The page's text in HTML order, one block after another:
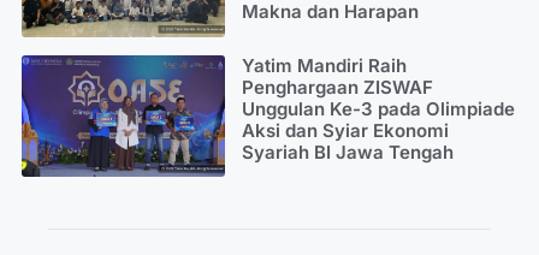
Makna dan Harapan
Yatim Mandiri Raih
Penghargaan ZISWAF
Unggulan Ke-3 pada Olimpiade
Aksi dan Syiar Ekonomi
Syariah BI Jawa Tengah